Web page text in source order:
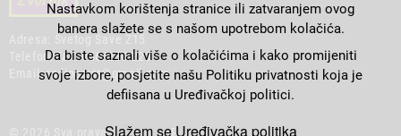
Telefon/Fax: 056/230-223
Email: radioosvit@gmail.com
© 2026 Sva prava pridržana. Radio Osvit.
Nastavkom korištenja stranice ili zatvaranjem ovog
banera slažete se s našom upotrebom kolačića.
Da biste saznali više o kolačićima i kako promijeniti
svoje izbore, posjetite našu Politiku privatnosti koja je
defiisana u Uređivačkoj politici.
Slažem se Uređivačka politika